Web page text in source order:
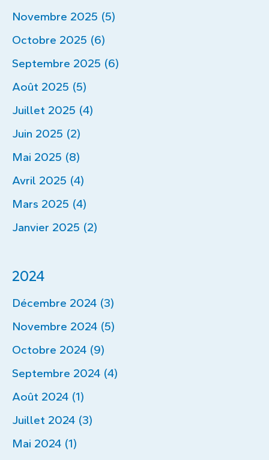
Novembre 2025 (5)
Octobre 2025 (6)
Septembre 2025 (6)
Août 2025 (5)
Juillet 2025 (4)
Juin 2025 (2)
Mai 2025 (8)
Avril 2025 (4)
Mars 2025 (4)
Janvier 2025 (2)
2024
Décembre 2024 (3)
Novembre 2024 (5)
Octobre 2024 (9)
Septembre 2024 (4)
Août 2024 (1)
Juillet 2024 (3)
Mai 2024 (1)